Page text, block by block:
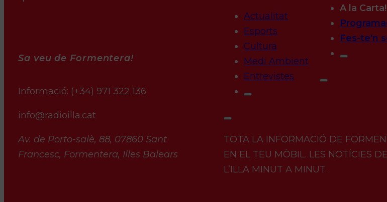
Sa veu de Formentera!
Informació: (+34) 971 322 136
info@radioilla.cat
Av. de Porto-salè, 88, 07860 Sant
Francesc, Formentera, Illes Balears
Actualitat
Esports
Cultura
Medi Ambient
Entrevistes
A la Carta!
Fes-te'n
TOTA LA INFORMACIÓ DE
EN EL TEU MÒBIL. LES NOTÍCIES DE
L’ILLA MINUT A MINUT.